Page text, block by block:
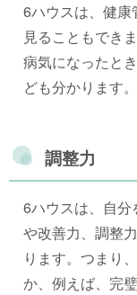
6ハウスは、健康
見ることもでき
病気になったと
ども分かります。
調整力
6ハウスは、自
や改善力、調整
ります。つまり
か、例えば、完